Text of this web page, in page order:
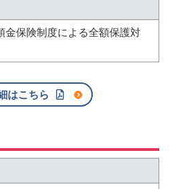
金保険制度による全額保護対
はこちら